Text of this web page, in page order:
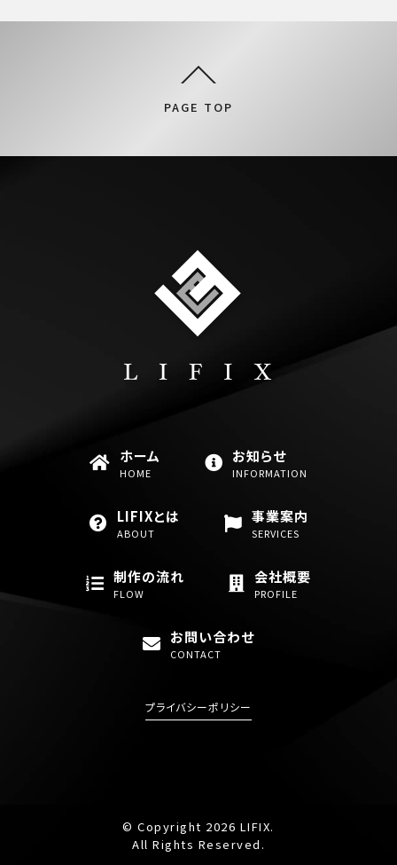
PAGE TOP
ホーム
HOME
お知らせ
INFORMATION
LIFIXとは
ABOUT
事業案内
SERVICES
制作の流れ
FLOW
会社概要
PROFILE
お問い合わせ
CONTACT
プライバシーポリシー
© Copyright 2026 LIFIX.
All Rights Reserved.